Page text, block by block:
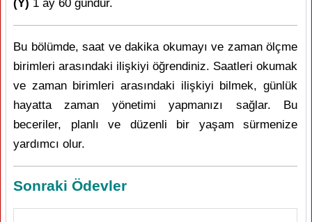
(Y) 1 ay 60 gündür.
Bu bölümde, saat ve dakika okumayı ve zaman ölçme
birimleri arasındaki ilişkiyi öğrendiniz. Saatleri okumak
ve zaman birimleri arasındaki ilişkiyi bilmek, günlük
hayatta zaman yönetimi yapmanızı sağlar. Bu
beceriler, planlı ve düzenli bir yaşam sürmenize
yardımcı olur.
Sonraki Ödevler